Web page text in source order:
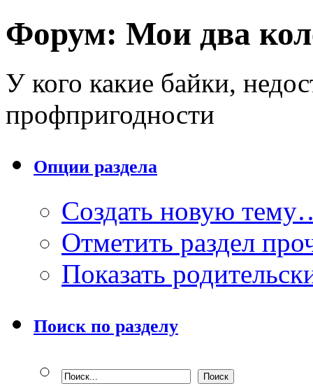
Форум: Мои два
У кого какие байки,
профпригодности
Опции раздела
Создать новую
Отметить раздел
Показать
Поиск по разделу